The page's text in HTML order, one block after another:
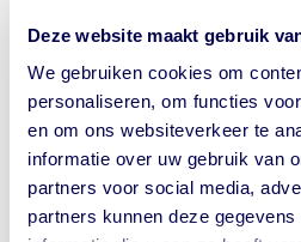
Deze website maakt gebruik
We gebruiken cookies om
personaliseren, om functies
en om ons websiteverkeer te
informatie over uw gebruik van
partners voor social media,
partners kunnen deze
Diarree en
Meisjesbesnijdenis (VGV)